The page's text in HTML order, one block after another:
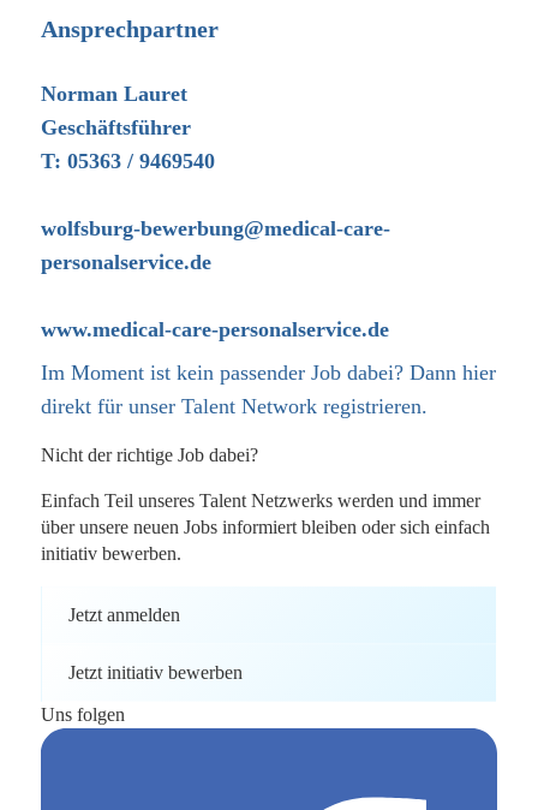
Ansprechpartner
Norman Lauret
Geschäftsführer
T: 05363 / 9469540
wolfsburg-bewerbung@medical-care-
personalservice.de
www.medical-care-personalservice.de
Im Moment ist kein passender Job dabei? Dann hier
direkt für unser Talent Network registrieren.
Nicht der richtige Job dabei?
Einfach Teil unseres Talent Netzwerks werden und immer
über unsere neuen Jobs informiert bleiben oder sich einfach
initiativ bewerben.
Jetzt anmelden
Jetzt initiativ bewerben
Uns folgen